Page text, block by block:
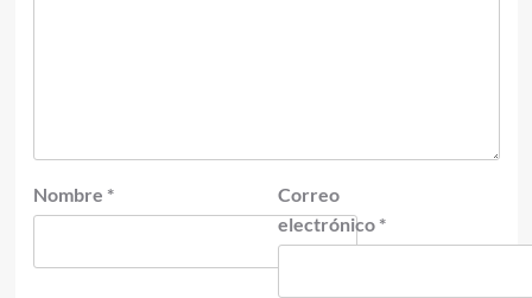
Nombre *
Correo
electrónico *